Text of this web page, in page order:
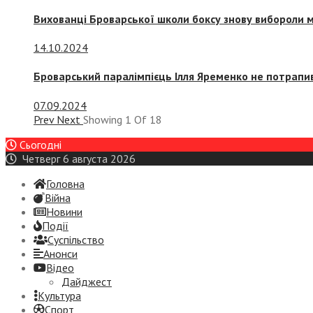
Вихованці Броварської школи боксу знову вибороли
14.10.2024
Броварський паралімпієць Ілля Яременко не
07.09.2024
Prev Next Showing 1 Of 18
Сьогодні
Четверг 6 августа 2026
Головна
Війна
Новини
Події
Суспiльство
Анонси
Відео
Дайджест
Культура
Спорт